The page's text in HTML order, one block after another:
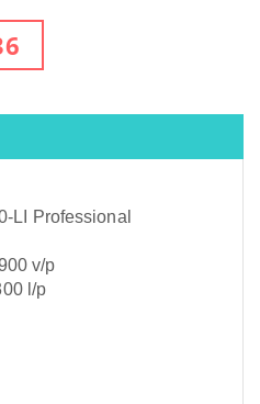
LI Professional
v/p
l/p